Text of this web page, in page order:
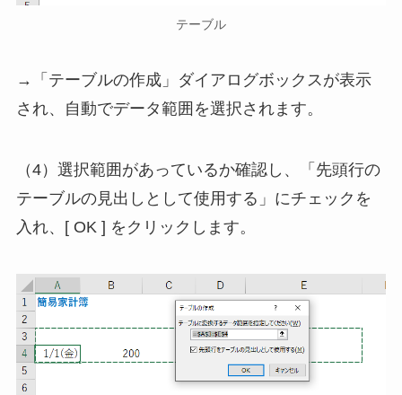
テーブル
→「テーブルの作成」ダイアログボックスが表示
され、自動でデータ範囲を選択されます。
（4）選択範囲があっているか確認し、「先頭行の
テーブルの見出しとして使用する」にチェックを
入れ、[ OK ] をクリックします。